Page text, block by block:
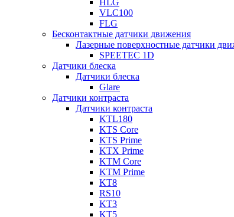
HLG
VLC100
FLG
Бесконтактные датчики движения
Лазерные поверхностные датчики
SPEETEC 1D
Датчики блеска
Датчики блеска
Glare
Датчики контраста
Датчики контраста
KTL180
KTS Core
KTS Prime
KTX Prime
KTM Core
KTM Prime
KT8
RS10
KT3
KT5